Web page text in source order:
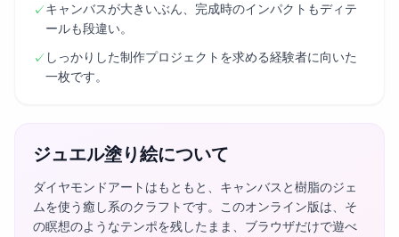
✓キャンバスが大きいぶん、完成時のインパクトもディテ
ールも段違い。
✓ しっかりした制作プロジェクトを求める経験者に向いた
一枚です。
ジュエル塗り絵について
ダイヤモンドアートはもともと、キャンバスと樹脂のジェ
ムを使う癒し系のクラフトです。このオンライン版は、そ
の瞑想のようなテンポを残したまま、ブラウザだけで遊べ